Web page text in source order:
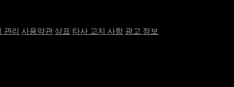
관리 사용약관 상표 타사 고지 사항 광고 정보